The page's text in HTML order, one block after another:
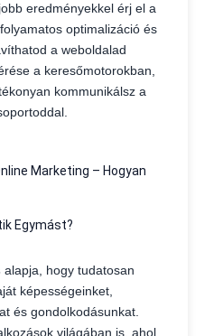
eredményekkel érj el a
optimalizáció és
a weboldalad
a keresőmotorokban,
kommunikálsz a
Marketing – Hogyan
Egymást?
alapja, hogy tudatosan
képességeinket,
és gondolkodásunkat.
világában is, ahol